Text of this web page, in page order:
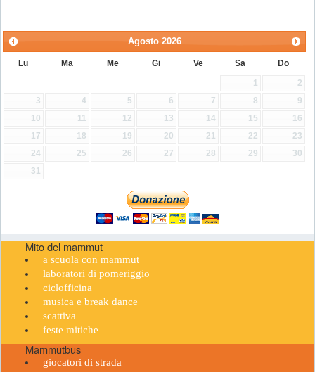
Agosto 2026
Lu Ma Me Gi Ve Sa Do
1
2
3
4 5 6 7 8
9
10
11 12 13 14 15
16
17
18 19 20 21 22
23
24
25 26 27 28 29
30
31
Mito del mammut
a scuola con mammut
laboratori di pomeriggio
ciclofficina
musica e break dance
scattiva
feste mitiche
Mammutbus
giocatori di strada